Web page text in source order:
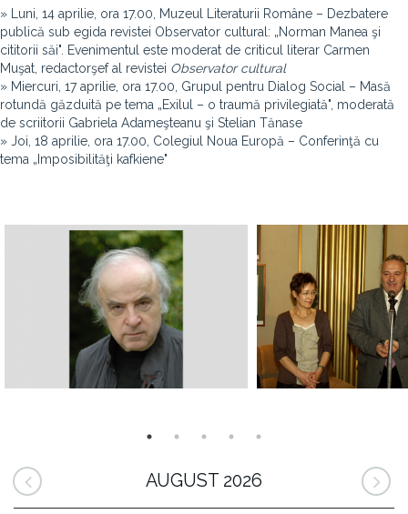
» Luni, 14 aprilie, ora 17.00, Muzeul Literaturii Române – Dezbatere
publică sub egida revistei Observator cultural: „Norman Manea şi
cititorii săi". Evenimentul este moderat de criticul literar Carmen
Muşat, redactor­şef al revistei Observator cultural
» Miercuri, 17 aprilie, ora 17.00, Grupul pentru Dialog Social – Masă
rotundă găzduită pe tema „Exilul – o traumă privilegiată", moderată
de scriitorii Gabriela Adameşteanu şi Stelian Tănase
» Joi, 18 aprilie, ora 17.00, Colegiul Noua Europă – Conferinţă cu
tema „Imposibilităţi kafkiene"
AUGUST 2026